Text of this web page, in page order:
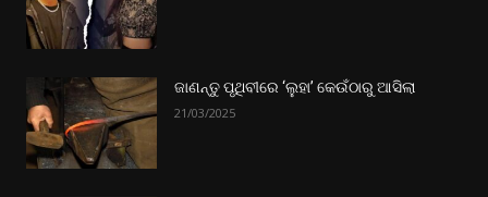
ଜାଣନ୍ତୁ ପୃଥିବୀରେ ‘ଲୁହା’ କେଉଁଠାରୁ ଆସିଲା
21/03/2025